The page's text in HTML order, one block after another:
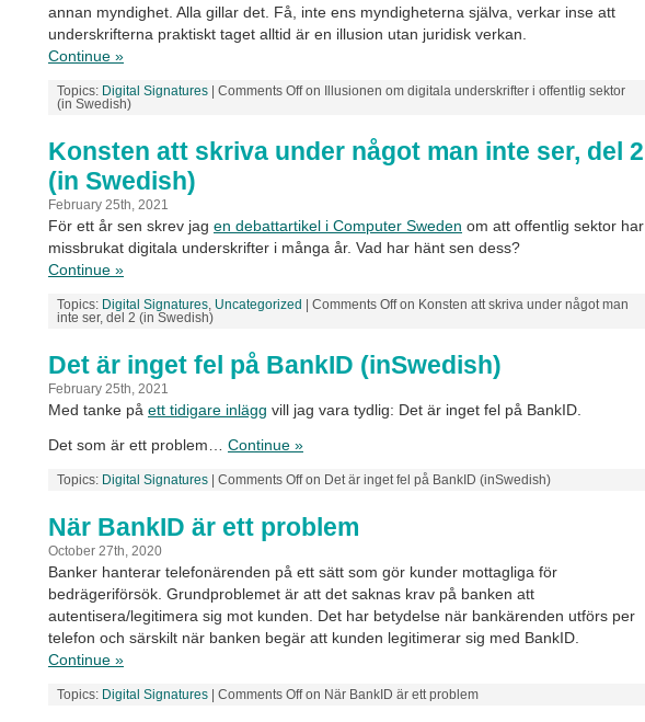
annan myndighet. Alla gillar det. Få, inte ens myndigheterna själva, verkar inse att
underskrifterna praktiskt taget alltid är en illusion utan juridisk verkan.
Continue »
Topics: Digital Signatures Comments Offon Illusionen om digitala underskrifter i offentlig sektor
(in Swedish)
Konsten att skriva under något man inte ser, del 2
(in Swedish)
February 25th, 2021
För ett år sen skrev jag en debattartikel i Computer Sweden om att offentlig sektor har
missbrukat digitala underskrifter i många år. Vad har hänt sen dess?
Continue »
Topics: Digital Signatures Uncategorized Comments Offon Konsten att skriva under något man
inte ser, del 2 (in Swedish)
Det är inget fel på BankID (inSwedish)
February 25th, 2021
Med tanke på ett tidigare inlägg vill jag vara tydlig: Det är inget fel på BankID.
Det som är ett problem… Continue »
Topics: Digital Signatures Comments Offon Det är inget fel på BankID (inSwedish)
När BankID är ett problem
October 27th, 2020
Banker hanterar telefonärenden på ett sätt som gör kunder mottagliga för
bedrägeriförsök. Grundproblemet är att det saknas krav på banken att
autentisera/legitimera sig mot kunden. Det har betydelse när bankärenden utförs per
telefon och särskilt när banken begär att kunden legitimerar sig med BankID.
Continue »
Topics: Digital Signatures Comments Offon När BankID är ett problem